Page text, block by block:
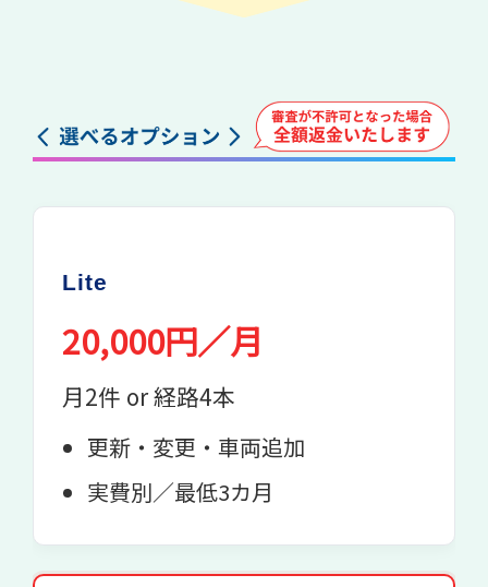
Lite
20,000円／月
月2件 or 経路4本
更新・変更・車両追加
実費別／最低3カ月